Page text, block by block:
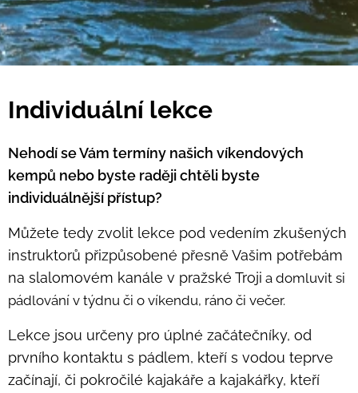
Individuální lekce
Nehodí se Vám termíny našich víkendových
kempů nebo byste raději chtěli byste
individuálnější přístup?
Můžete tedy zvolit lekce pod vedením zkušených
instruktorů přizpůsobené přesně Vašim potřebám
na slalomovém kanále v pražské Troji a domluvit si
pádlování v týdnu či o víkendu, ráno či večer.
Lekce jsou určeny pro úplné začátečníky, od
prvního kontaktu s pádlem, kteří s vodou teprve
začínají, či pokročilé kajakáře a kajakářky, kteří